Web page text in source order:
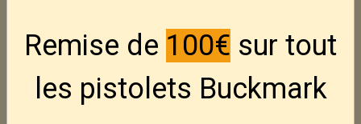
TOZ 8-01
carabine russe mono coup -- canon lourd
Remise de 100€ sur tout
les pistolets Buckmark